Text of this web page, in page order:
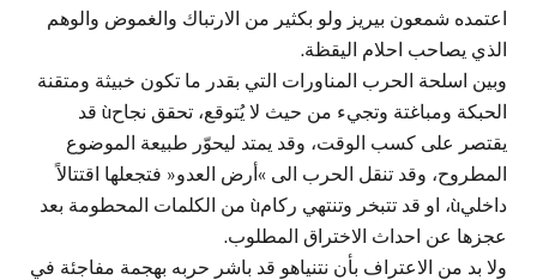
اعتمده شمعون بيريز ولو بكثير من الارتباك والغموض والوهم
الذي يصاحب احلام اليقظة.
وبين اسلحة الحرب المناورات التي بقدر ما تكون خبيثة ومتقنة
الحبكة ومباغتة وتجيء من حيث لا يُتوقع، تحقق نجاحù قد
يقتصر على كسب الوقت، وقد يمتد ليحوّر طبيعة الموضوع
المطروح، وقد تنقل الحرب الى »أرض العدو« فتجعلها اقتتالاً
داخليù، او قد تتبخر وتنتهي ركامù من الكلمات المحطومة بعد
عجزها عن احداث الاختراق المطلوب.
ولا بد من الاعتراف بأن نتنياهو قد باشر حربه بهجمة مفاجئة في